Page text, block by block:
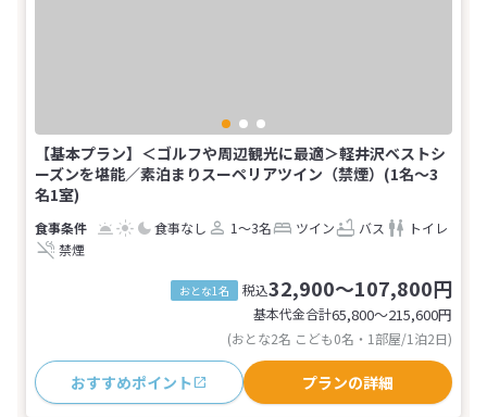
【基本プラン】＜ゴルフや周辺観光に最適＞軽井沢ベストシ
ーズンを堪能／素泊まりスーペリアツイン（禁煙）(1名～3
名1室)
食事なし 1～3名 ツイン バス
トイレ
禁煙
おとな1名 税込32,900～107,800円
基本代金合計65,800〜215,600円
(おとな2名 こども0名・1部屋/1泊2日)
おすすめポイント プランの詳細